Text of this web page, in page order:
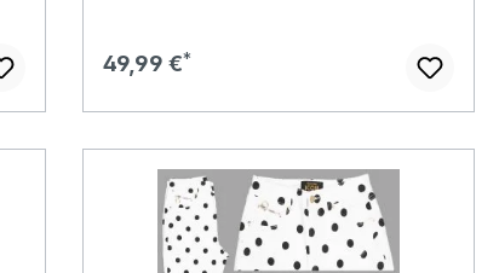
Regulärer Preis:
49,99 €